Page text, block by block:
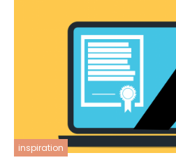
inspiration